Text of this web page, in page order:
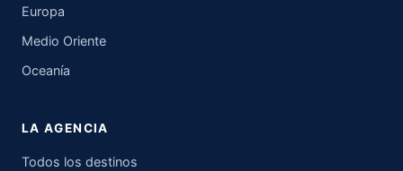
Europa
Medio Oriente
Oceanía
LA AGENCIA
Todos los destinos